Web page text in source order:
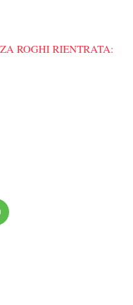
ROGHI RIENTRATA: